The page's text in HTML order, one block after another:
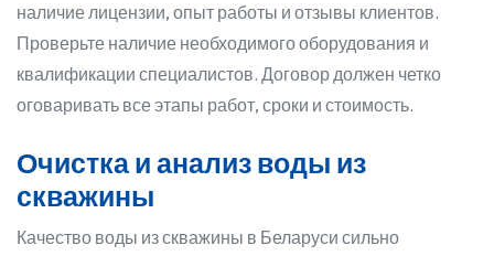
наличие лицензии, опыт работы и отзывы клиентов.
Проверьте наличие необходимого оборудования и
квалификации специалистов. Договор должен четко
оговаривать все этапы работ, сроки и стоимость.
Очистка и анализ воды из
скважины
Качество воды из скважины в Беларуси сильно